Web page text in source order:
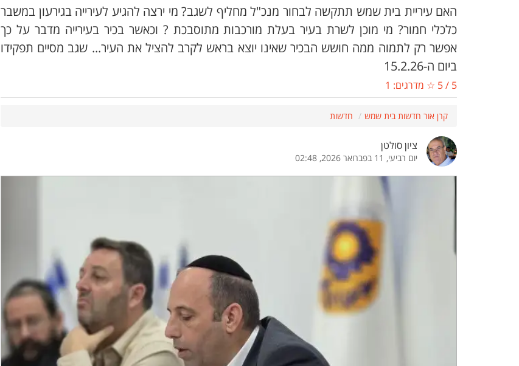
האם עיריית בית שמש תתקשה לבחור מנכ"ל מחליף לשגב? מי ירצה להגיע לעירייה בגירעון במשבר
כלכלי חמור? מי מוכן לשרת בעיר בעלת מורכבות מתוסבכת ? וכאשר בכיר בעירייה מדבר על כך
אפשר רק לתמוה ממה חושש הבכיר שאינו יוצא בראש לקרב להציל את העיר... שגב מסיים תפקידו
ביום ה-15.2.26
5
/
5 ☆ מדרגים: 1
קרן אור חדשות בית שמש חדשות
ציון סולטן
יום רביעי, 11 בפברואר 2026, 02:48
הדגשת קישורים הדגשת כותרות
כיבוי הבהובים